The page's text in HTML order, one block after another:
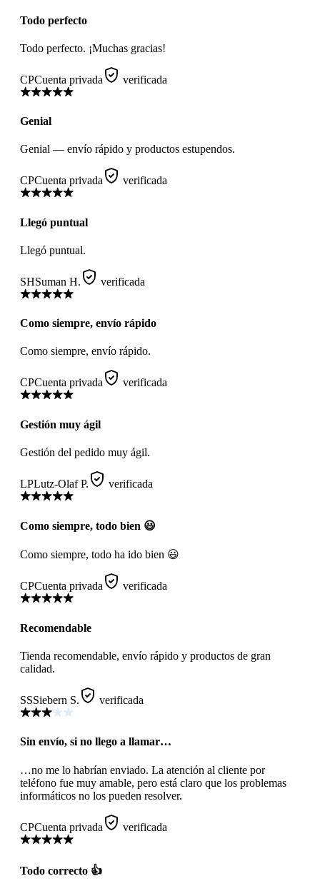
Todo perfecto
Todo perfecto. ¡Muchas gracias!
CPCuenta privada verificada
Genial
Genial — envío rápido y productos estupendos.
CPCuenta privada verificada
Llegó puntual
Llegó puntual.
SHSuman H. verificada
Como siempre, envío rápido
Como siempre, envío rápido.
CPCuenta privada verificada
Gestión muy ágil
Gestión del pedido muy ágil.
LPLutz-Olaf P. verificada
Como siempre, todo bien 😃
Como siempre, todo ha ido bien 😃
CPCuenta privada verificada
Recomendable
Tienda recomendable, envío rápido y productos de gran
calidad.
SSSiebern S. verificada
Sin envío, si no llego a llamar…
…no me lo habrían enviado. La atención al cliente por
teléfono fue muy amable, pero está claro que los problemas
informáticos no los pueden resolver.
CPCuenta privada verificada
Todo correcto 👍